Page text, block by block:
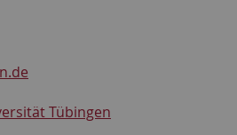
Tübingen